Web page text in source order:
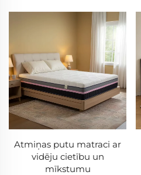
Atmiņas putu matraci ar
vidēju cietību un
mīkstumu